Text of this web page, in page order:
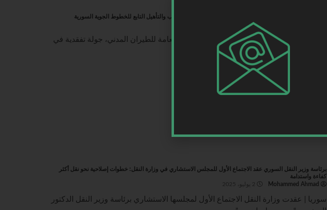
رئيس الطيران المدني السوري يُجري جولة تفقدية في مركز التدريب والتأهيل التابع للخطوط الجوية السورية
3 يوليو، 2025
سوريا | أجرى السيد أشهد الصليبي، رئيس الهيئة العامة للطيران المدني، جولة تفقدية في
مركز التدريب والتأهيل...
برئاسة وزير النقل السوري عقد الاجتماع الأول للمجلس الاستشاري في وزارة النقل: خطوات إصلاحية نحو نقل أكثر
كفاءة واستدامة
Mohammed Ahmad
سوريا | عقدت وزارة النقل الاجتماع الأول لمجلسها الاستشاري برئاسة وزير النقل الدكتور